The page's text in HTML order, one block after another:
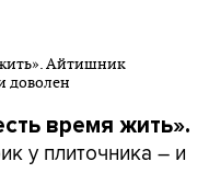
время жить».
у плиточника – и